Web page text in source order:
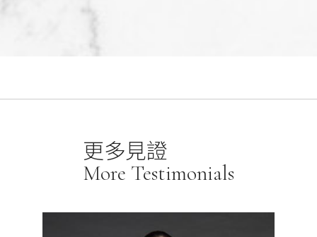
更多見證
More Testimonials